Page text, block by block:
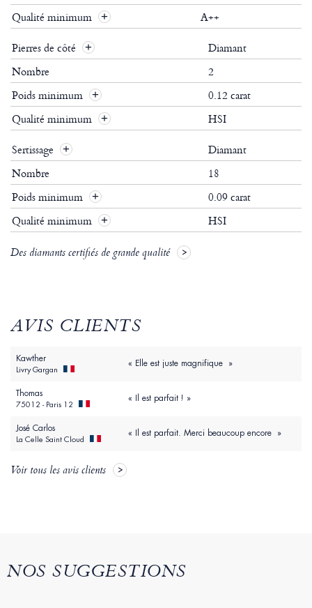
Qualité minimum
A++
Pierres de côté
Diamant
Nombre
2
Poids minimum
0.12 carat
Qualité minimum
HSI
Sertissage
Diamant
Nombre
18
Poids minimum
0.09 carat
Qualité minimum
HSI
Des diamants certifiés de grande qualité
AVIS CLIENTS
Kawther
Livry Gargan
« Elle est juste magnifique »
Thomas
75012 - Paris 12
« Il est parfait ! »
José Carlos
La Celle Saint Cloud
« Il est parfait. Merci beaucoup encore »
Voir tous les avis clients
NOS SUGGESTIONS